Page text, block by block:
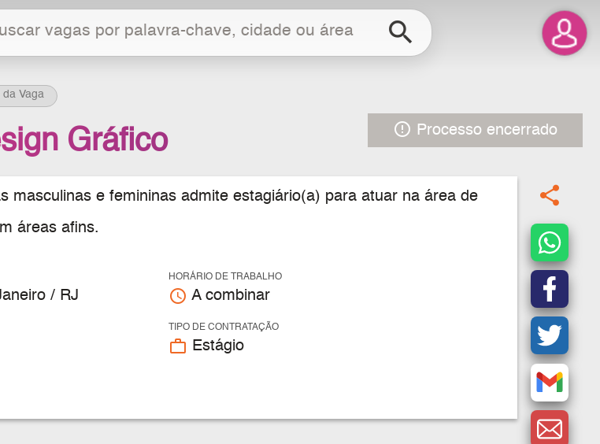
search
da Vaga
error_outline Processo encerrado
Gráfico
masculinas e femininas admite estagiário(a) para atuar na área de
áreas afins.
/ RJ
HORÁRIO DE TRABALHO
access_time A combinar
TIPO DE CONTRATAÇÃO
work_outline Estágio
share